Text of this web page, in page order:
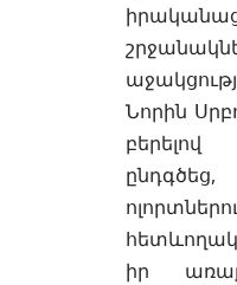
Նորին
իր